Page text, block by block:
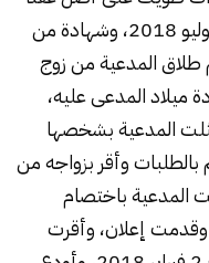
زواجهما من المدعى عليه بتاريخ 13 يوليو 2018، وشهادة من
طلاق المدعية من زوج
ميلاد المدعى عليه،
المدعية بشخصها
وأقر بزواجه من
13 يوليو 2018، وقامت المدعية باختصام
وقدمت إعلان، وأقرت